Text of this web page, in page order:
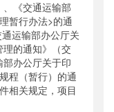
《交通运输部
暂行办法>的通
运输部办公厅关
的通知》（交
办公厅关于印
程（暂行）的通
相关规定，项目